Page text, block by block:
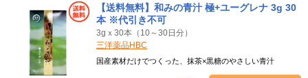
【送料無料】和みの青汁 極+ユーグレナ 3g 30
本 ※代引き不可
3gｘ30本（10～30日分）
三洋薬品HBC
国産素材だけでつくった、抹茶×黒糖のやさしい青汁